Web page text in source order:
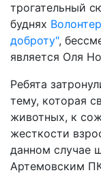
трогательный
буднях
доброту",
является Оля
Ребята
тему, которая
животных, к
жесткости
данном случае
Артемовским